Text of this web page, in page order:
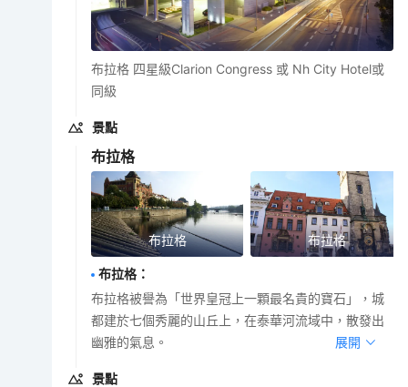
布拉格 四星級Clarion Congress 或 Nh City Hotel或
同級
景點
布拉格
布拉格 布拉格
布拉格：
布拉格被譽為「世界皇冠上一顆最名貴的寶石」，城
都建於七個秀麗的山丘上，在泰華河流域中，散發出
幽雅的氣息。
展開
景點